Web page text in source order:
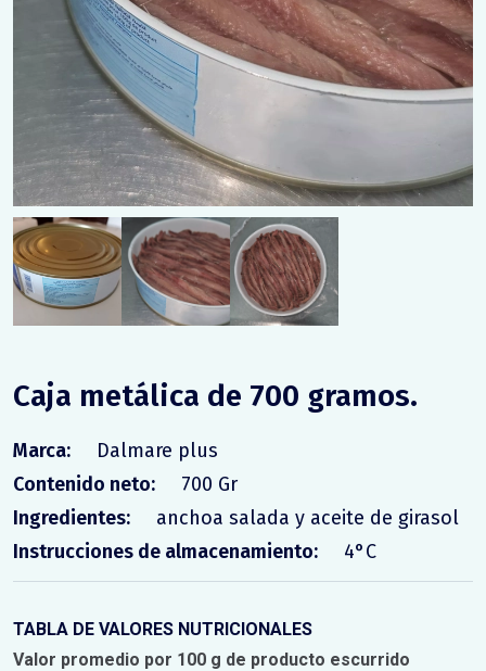
Caja metálica de 700 gramos.
Marca:
Dalmare plus
Contenido neto:
700 Gr
Ingredientes:
anchoa salada y aceite de girasol
Instrucciones de almacenamiento:
4°C
TABLA DE VALORES NUTRICIONALES
Valor promedio por 100 g de producto escurrido